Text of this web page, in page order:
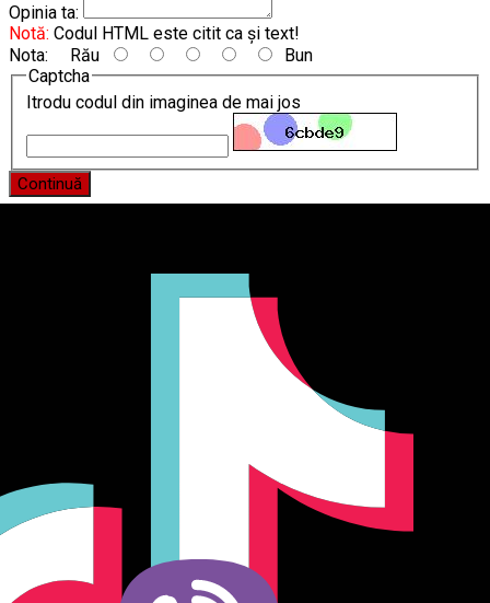
Opinia ta:
Notă: Codul HTML este citit ca şi text!
Nota: Rău
Bun
Captcha
Itrodu codul din imaginea de mai jos
Continuă
Producător și importator de mobilier în Chișinău. Descoperă
dormitor și grădină. Calitate, funcționalitate și design
modern pentru orice spațiu.Îți punem la dispoziție soluții
complete de amenajare direct de la producător, cu garanție
extinsă și consultanță gratuită pentru proiectul tău